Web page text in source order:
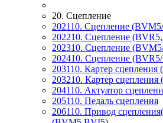
20. Сцепление
202110. Сцепление
202210. Сцепление
202310. Сцепление
202410. Сцепление
203110. Картер
203210. Картер
204110. Актуатор
205110. Педаль сцепления
206110. Привод